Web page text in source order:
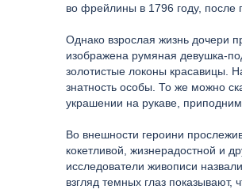
во фрейлины в 1796 году, после
Однако взрослая жизнь дочери
изображена румяная девушка-
золотистые локоны красавицы.
знатность особы. То же можно
украшении на рукаве,
Во внешности героини
кокетливой, жизнерадостной и
исследователи живописи
взгляд темных глаз